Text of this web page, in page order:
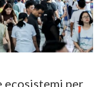
ecosistemi per